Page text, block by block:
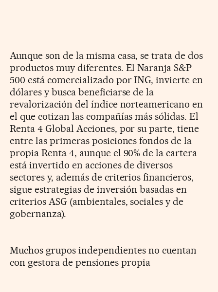
Aunque son de la misma casa, se trata de dos
productos muy diferentes. El Naranja S&P
500 está comercializado por ING, invierte en
dólares y busca beneficiarse de la
revalorización del índice norteamericano en
el que cotizan las compañías más sólidas. El
Renta 4 Global Acciones, por su parte, tiene
entre las primeras posiciones fondos de la
propia Renta 4, aunque el 90% de la cartera
está invertido en acciones de diversos
sectores y, además de criterios financieros,
sigue estrategias de inversión basadas en
criterios ASG (ambientales, sociales y de
gobernanza).
Muchos grupos independientes no cuentan
con gestora de pensiones propia